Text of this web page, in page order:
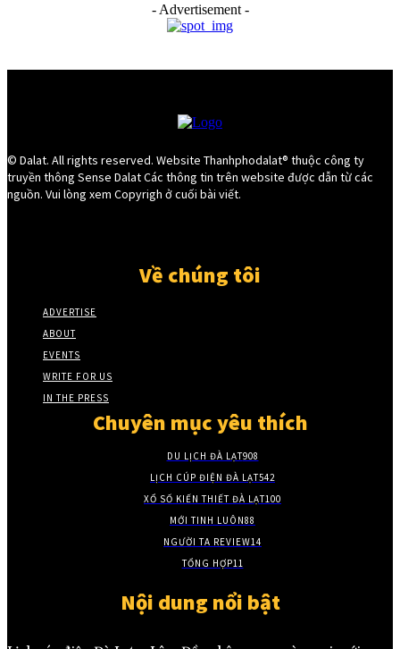
- Advertisement -
© Dalat. All rights reserved. Website Thanhphodalat® thuộc công ty
truyền thông Sense Dalat Các thông tin trên website được dẫn từ các
nguồn. Vui lòng xem Copyrigh ở cuối bài viết.
Về chúng tôi
ADVERTISE
ABOUT
EVENTS
WRITE FOR US
IN THE PRESS
Chuyên mục yêu thích
DU LỊCH ĐÀ LẠT908
LỊCH CÚP ĐIỆN ĐÀ LẠT542
XỔ SỐ KIẾN THIẾT ĐÀ LẠT100
MỚI TINH LUÔN88
NGƯỜI TA REVIEW14
TỔNG HỢP11
Nội dung nổi bật